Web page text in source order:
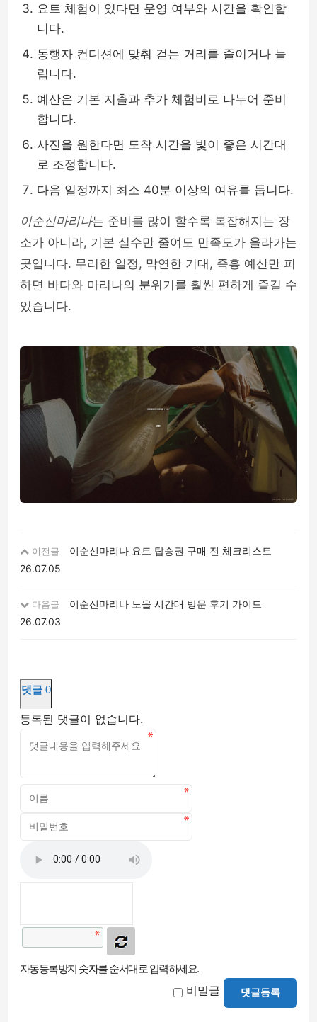
요트 체험이 있다면 운영 여부와 시간을 확인합
니다.
동행자 컨디션에 맞춰 걷는 거리를 줄이거나 늘
립니다.
예산은 기본 지출과 추가 체험비로 나누어 준비
합니다.
사진을 원한다면 도착 시간을 빛이 좋은 시간대
로 조정합니다.
다음 일정까지 최소 40분 이상의 여유를 둡니다.
이순신마리나는 준비를 많이 할수록 복잡해지는 장
소가 아니라, 기본 실수만 줄여도 만족도가 올라가는
곳입니다. 무리한 일정, 막연한 기대, 즉흥 예산만 피
하면 바다와 마리나의 분위기를 훨씬 편하게 즐길 수
있습니다.
이전글
이순신마리나 요트 탑승권 구매 전 체크리스트
26.07.05
다음글
이순신마리나 노을 시간대 방문 후기 가이드
26.07.03
댓글 0
등록된 댓글이 없습니다.
자동등록방지 숫자를 순서대로 입력하세요.
비밀글 댓글등록